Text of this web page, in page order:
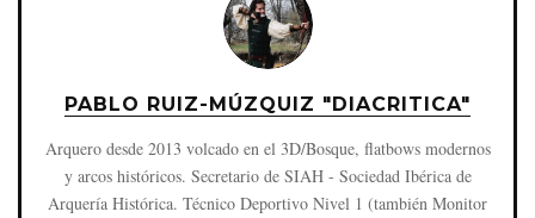
PABLO RUIZ-MÚZQUIZ "DIACRITICA"
Arquero desde 2013 volcado en el 3D/Bosque, flatbows modernos
y arcos históricos. Secretario de SIAH - Sociedad Ibérica de
Arquería Histórica. Técnico Deportivo Nivel 1 (también Monitor